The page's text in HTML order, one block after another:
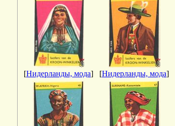
[Нидерланды, мода] [Нидерланды, мода]